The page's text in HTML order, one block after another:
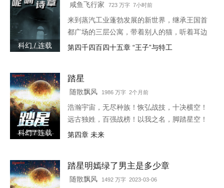
科幻 / 连载
咸鱼飞行家 723 万字 7小时前
来到蒸汽工业蓬勃发展的新世界，继承王国首
都广场的三层公寓，带着别人的猫，听着耳边
的呢喃之语，去见证这个诡秘而离奇的时代。
第四千四百四十五章 “王子”与特工
科幻 / 连载
踏星
随散飘风 1986 万字 2个月前
浩瀚宇宙，无尽种族！恢弘战技，十决横空！
远古独姓，百强战榜！以我之名，脚踏星空！
2200年的一天，当人类第一次登上海王星，看
第四章 未来
踏星明嫣绿了男主是多少章
随散飘风 1492 万字 2023-03-06